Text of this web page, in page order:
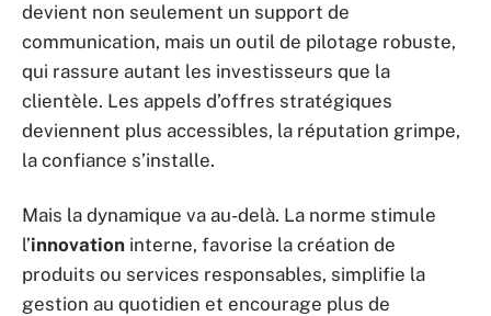
devient non seulement un support de
communication, mais un outil de pilotage robuste,
qui rassure autant les investisseurs que la
clientèle. Les appels d’offres stratégiques
deviennent plus accessibles, la réputation grimpe,
la confiance s’installe.
Mais la dynamique va au-delà. La norme stimule
l’innovation interne, favorise la création de
produits ou services responsables, simplifie la
gestion au quotidien et encourage plus de